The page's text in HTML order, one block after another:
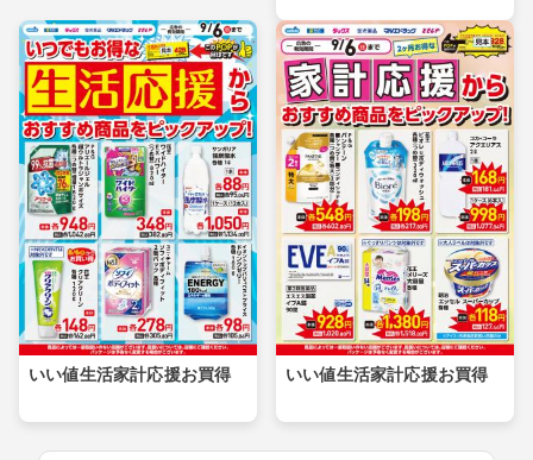
いい値生活家計応援お買得 いい値生活家計応援お買得